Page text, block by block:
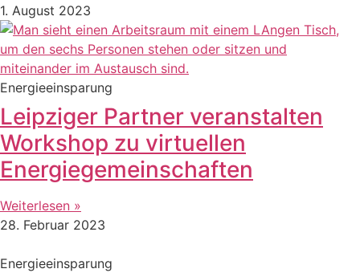
1. August 2023
Energieeinsparung
Leipziger Partner veranstalten
Workshop zu virtuellen
Energiegemeinschaften
Weiterlesen »
28. Februar 2023
Energieeinsparung